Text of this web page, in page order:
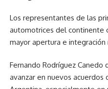
Los representantes de las
automotrices del continente
mayor apertura e integración
Fernando Rodríguez
avanzar en nuevos acuerdos